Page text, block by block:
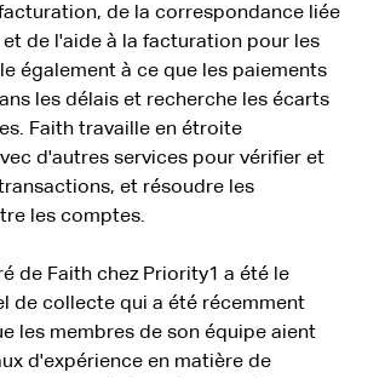
de la correspondance liée
de l'aide à la facturation pour les
également à ce que les paiements
les délais et recherche les écarts
Faith travaille en étroite
d'autres services pour vérifier et
et résoudre les
les comptes.
de Faith chez Priority1 a été le
de collecte qui a été récemment
les membres de son équipe aient
d'expérience en matière de